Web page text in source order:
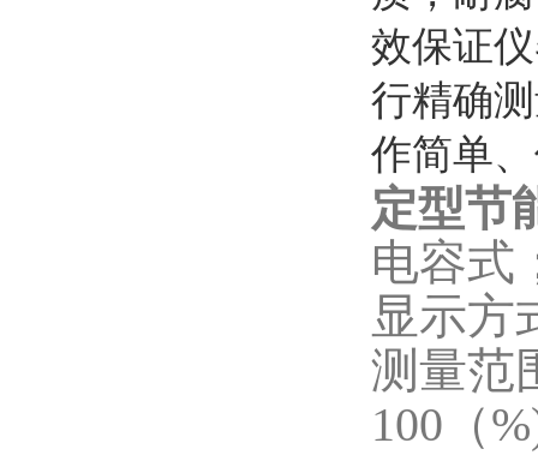
效保证
行精确
作简单
定型节
电容式
显示方
测量范
100（